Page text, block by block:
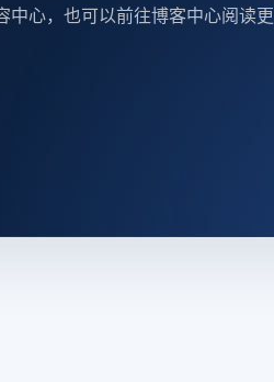
心，也可以前往博客中心阅读更